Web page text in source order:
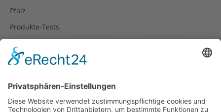
Pfalz
Produkte-Tests
Rezepte
Spanien
Südtirol